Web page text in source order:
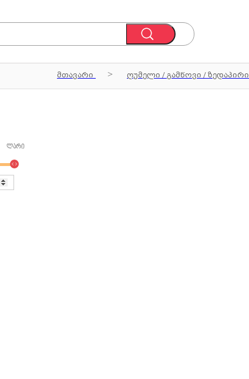
მთავარი ღუმელი / გამწოვი / ზედაპირი
ლარი